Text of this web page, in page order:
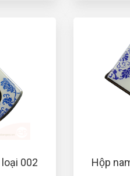
002 Hộp